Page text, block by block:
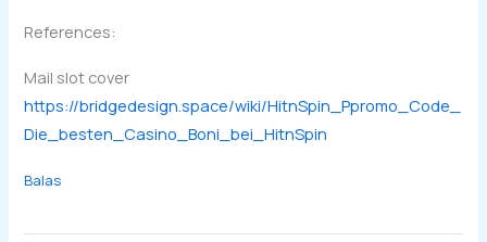
References:
Mail slot cover
https://bridgedesign.space/wiki/HitnSpin_Ppromo_Code_
Die_besten_Casino_Boni_bei_HitnSpin
Balas